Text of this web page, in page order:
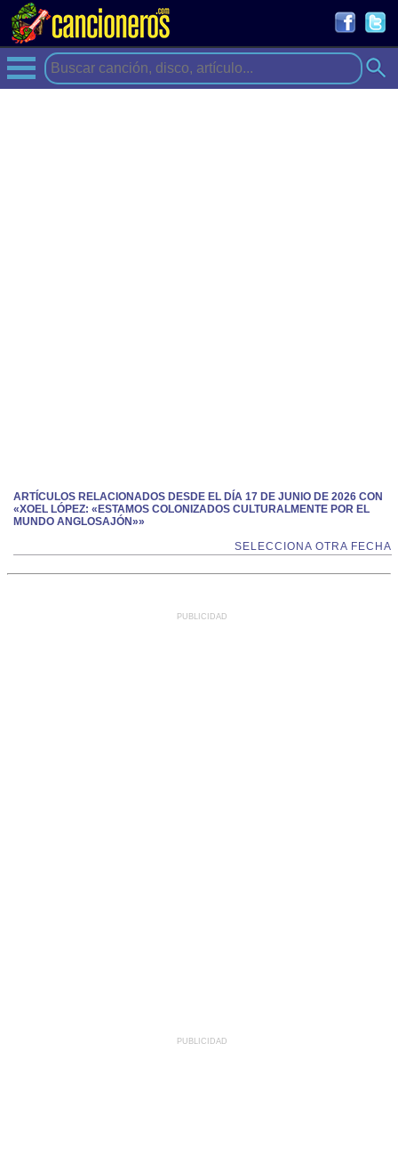
ARTÍCULOS RELACIONADOS DESDE EL DÍA 17 DE JUNIO DE 2026 CON
«XOEL LÓPEZ: «ESTAMOS COLONIZADOS CULTURALMENTE POR EL
MUNDO ANGLOSAJÓN»»
SELECCIONA OTRA FECHA
PUBLICIDAD
PUBLICIDAD